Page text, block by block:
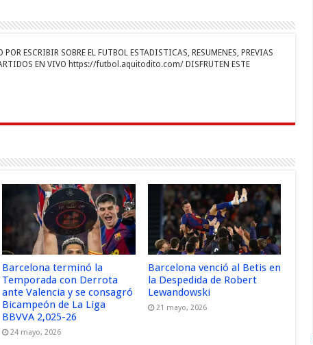
r
ESCRIBIR SOBRE EL FUTBOL ESTADISTICAS, RESUMENES, PREVIAS
EN VIVO https://futbol.aquitodito.com/ DISFRUTEN ESTE
Barcelona terminó la
Temporada con Derrota
ante Valencia y se consagró
Bicampeón de La Liga
BBVVA 2,025-26
24 mayo, 2026
Barcelona venció al Betis en
la Despedida de Robert
Lewandowski
21 mayo, 2026